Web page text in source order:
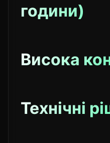
години)
Висока
Технічні